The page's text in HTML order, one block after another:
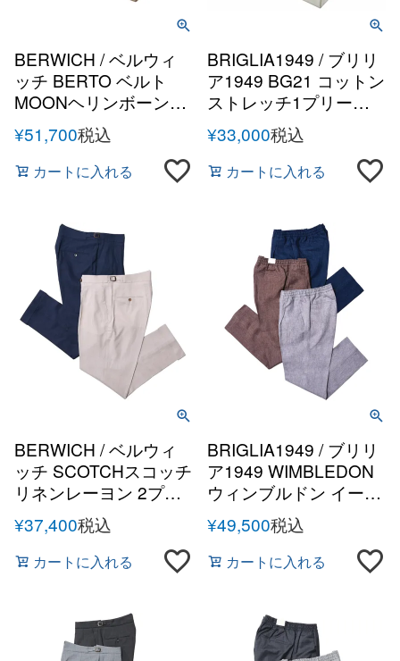
BERWICH / ベルウィ
ッチ BERTO ベルト
MOONヘリンボーンラ
ムズウール 1プリーツ
サイドアジャスターバ
ックシャーリングテー
パードパンツ
¥51,700税込
カートに入れる
BRIGLIA1949 / ブリリ
ア1949 BG21 コットン
ストレッチ1プリーツ
テーパードパンツ
¥33,000税込
カートに入れる
BERWICH / ベルウィ
ッチ SCOTCHスコッチ
リネンレーヨン 2プリ
ーツサイドアジャスタ
ーテーパードパンツ
¥37,400税込
カートに入れる
BRIGLIA1949 / ブリリ
ア1949 WIMBLEDON
ウィンブルドン イージ
ーケアリネン1プリー
ツテーパードシャーリ
ングパンツ
¥49,500税込
カートに入れる